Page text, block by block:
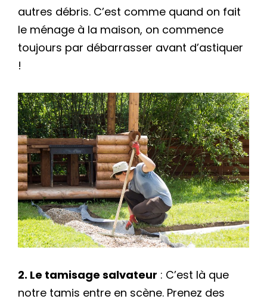
autres débris. C’est comme quand on fait
le ménage à la maison, on commence
toujours par débarrasser avant d’astiquer
!
2. Le tamisage salvateur : C’est là que
notre tamis entre en scène. Prenez des